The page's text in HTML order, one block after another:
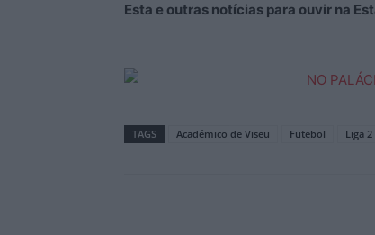
Esta e outras notícias para ouvir na
TAGS Académico de Viseu Futebol Liga 2